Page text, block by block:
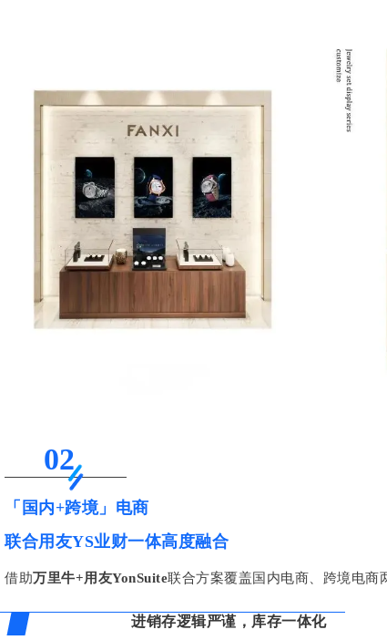
02
「国内+跨境」电商
联合用友YS业财一体高度融合
借助万里牛+用友YonSuite联合方案覆盖国内电商、跨境电商
进销存逻辑严谨，库存一体化